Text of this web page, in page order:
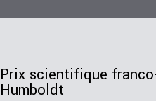
Prix scientifique
Humboldt